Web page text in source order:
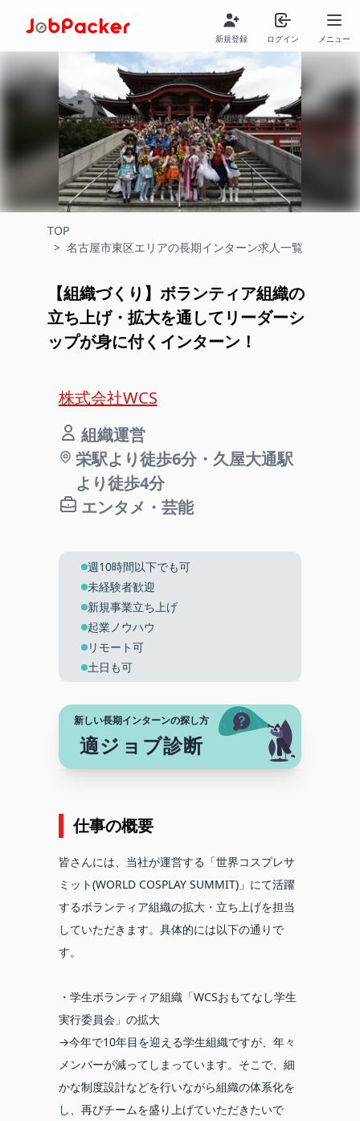
新規登録 ログイン メニュー
TOP
> 名古屋市東区エリアの長期インターン求人一覧
【組織づくり】ボランティア組織の
立ち上げ・拡大を通してリーダーシ
ップが身に付くインターン！
株式会社WCS
組織運営
栄駅より徒歩6分・久屋大通駅
より徒歩4分
エンタメ・芸能
週10時間以下でも可
未経験者歓迎
新規事業立ち上げ
起業ノウハウ
リモート可
土日も可
新しい長期インターンの探し方
適ジョブ診断
仕事の概要
皆さんには、当社が運営する「世界コスプレサ
ミット(WORLD COSPLAY SUMMIT)」にて活躍
するボランティア組織の拡大・立ち上げを担当
していただきます。具体的には以下の通りで
す。
・学生ボランティア組織「WCSおもてなし学生
実行委員会」の拡大
→今年で10年目を迎える学生組織ですが、年々
メンバーが減ってしまっています。そこで、細
かな制度設計などを行いながら組織の体系化を
し、再びチームを盛り上げていただきたいで